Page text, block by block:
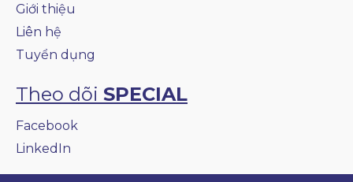
Giới thiệu
Liên hệ
Tuyển dụng
Theo dõi SPECIAL
Facebook
LinkedIn